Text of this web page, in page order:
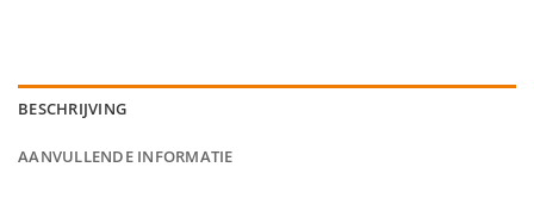
BESCHRIJVING
AANVULLENDE INFORMATIE